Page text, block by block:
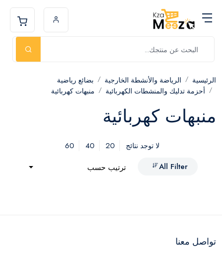
الرئيسية الرياضة والأنشطة الخارجية
بضائع رياضية
أحزمة تدليك والمنشطات الكهربائية
منبهات كهربائية
منبهات كهربائية
لا توجد نتائج 20
40
60
All Filter
ترتيب حسب
تواصل معنا